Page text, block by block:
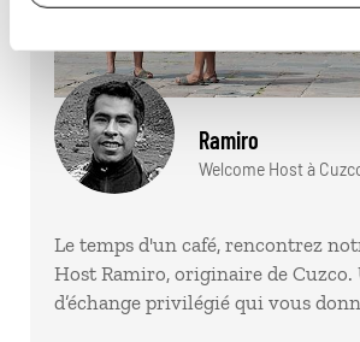
Ramiro
Welcome Host à
Le temps d'un café, rencontrez
Host Ramiro, originaire de
d’échange privilégié qui vous